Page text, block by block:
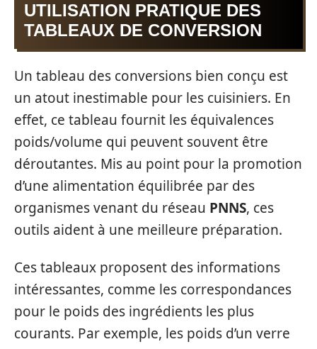
UTILISATION PRATIQUE DES
TABLEAUX DE CONVERSION
Un tableau des conversions bien conçu est
un atout inestimable pour les cuisiniers. En
effet, ce tableau fournit les équivalences
poids/volume qui peuvent souvent être
déroutantes. Mis au point pour la promotion
d’une alimentation équilibrée par des
organismes venant du réseau PNNS, ces
outils aident à une meilleure préparation.
Ces tableaux proposent des informations
intéressantes, comme les correspondances
pour le poids des ingrédients les plus
courants. Par exemple, les poids d’un verre